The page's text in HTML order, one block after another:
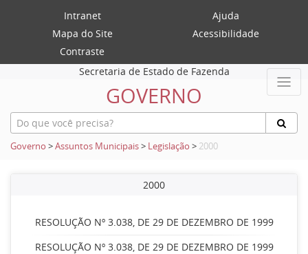
Intranet
Ajuda
Mapa do Site
Acessibilidade
Contraste
Secretaria de Estado de Fazenda
GOVERNO
Governo >Assuntos Municipais> Legislação > 2000
2000
RESOLUÇÃO Nº 3.038, DE 29 DE DEZEMBRO DE 1999
RESOLUÇÃO Nº 3.038, DE 29 DE DEZEMBRO DE 1999